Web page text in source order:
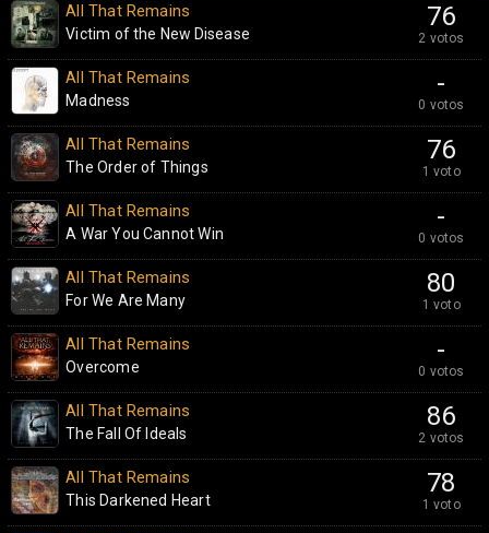
76
2 votos
All That Remains
Victim of the New Disease
-
0 votos
All That Remains
Madness
76
1 voto
All That Remains
The Order of Things
-
0 votos
All That Remains
A War You Cannot Win
80
1 voto
All That Remains
For We Are Many
-
0 votos
All That Remains
Overcome
86
2 votos
All That Remains
The Fall Of Ideals
78
1 voto
All That Remains
This Darkened Heart